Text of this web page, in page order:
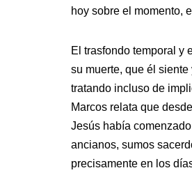
hoy sobre el momento,
El trasfondo temporal y
su muerte, que él
tratando incluso de
Marcos relata que
Jesús había
ancianos, sumos
precisamente en los